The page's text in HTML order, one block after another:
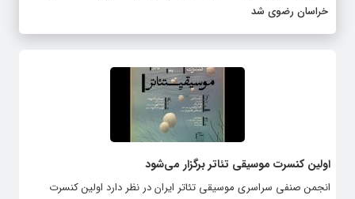
خراسان رضوی شد
اولین کنسرت موسیقی تئاتر برگزار می‌شود
انجمن صنفی سراسری موسیقی تئاتر ایران در نظر دارد اولین کنسرت